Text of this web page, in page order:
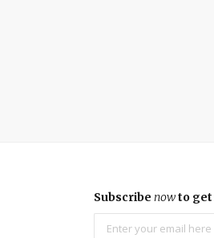
Subscribe nowto get